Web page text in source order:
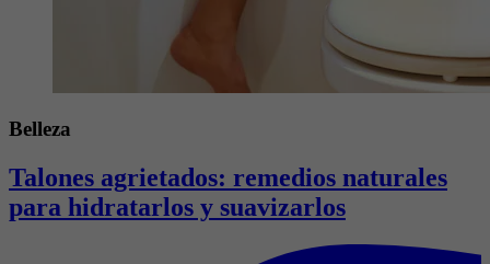
Belleza
Talones agrietados: remedios naturales
para hidratarlos y suavizarlos